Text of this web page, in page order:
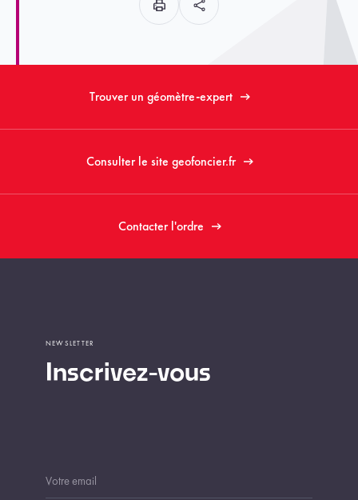
Trouver un géomètre-expert
Consulter le site geofoncier.fr
Contacter l'ordre
Inscrivez-vous
NEWSLETTER